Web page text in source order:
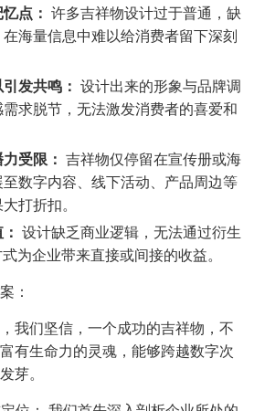
点： 许多吉祥物设计过于普通，缺
海量信息中难以给消费者留下深刻
发共鸣： 设计出来的形象与品牌调
求脱节，无法激发消费者的喜爱和
受限： 吉祥物仅停留在宣传册或海
数字内容、线下活动、产品周边等
打折扣。
设计缺乏商业逻辑，无法通过衍生
为企业带来直接或间接的收益。
：
我们坚信，一个成功的吉祥物，不
有生命力的灵魂，能够跨越数字次
芽。